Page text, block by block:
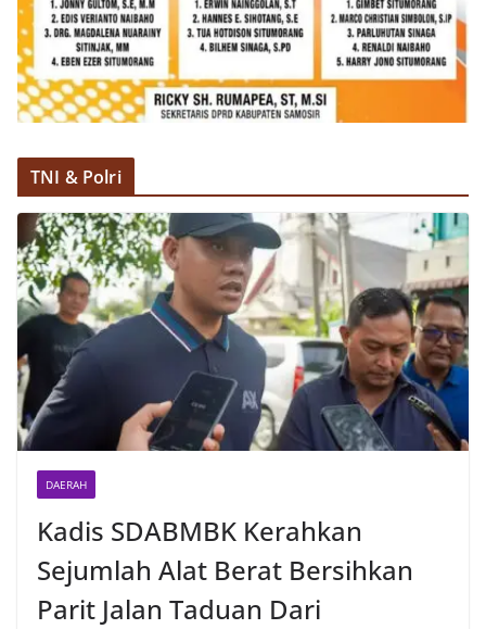
TNI & Polri
DAERAH
Kadis SDABMBK Kerahkan
Sejumlah Alat Berat Bersihkan
Parit Jalan Taduan Dari